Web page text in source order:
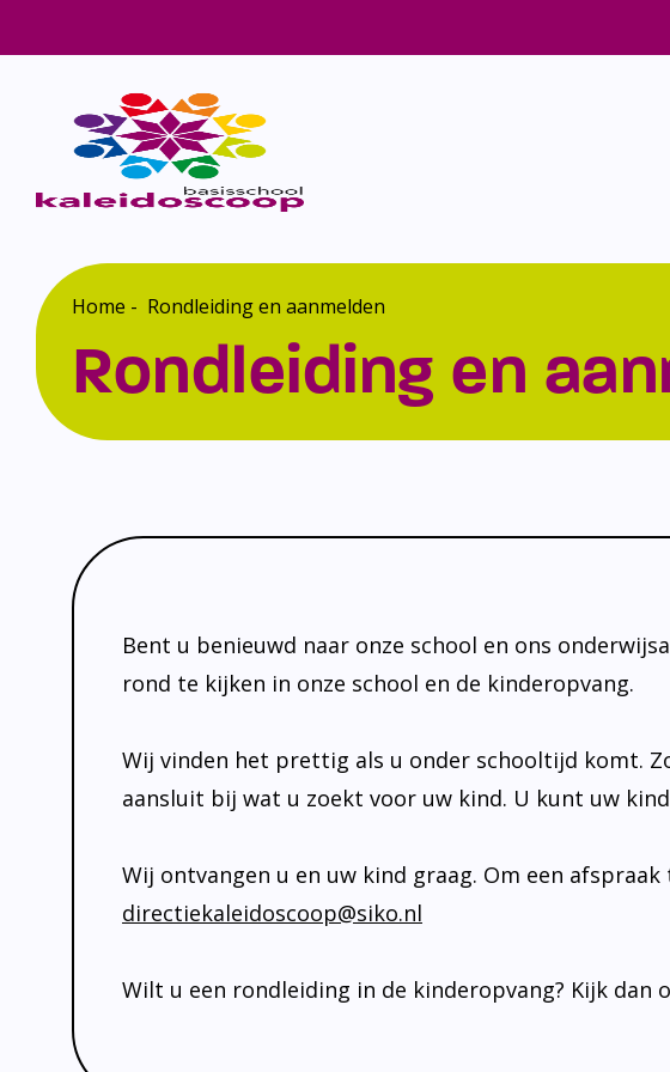
Home - Rondleiding en aanmelden
Rondleiding en
Bent u benieuwd naar onze school en ons
rond te kijken in onze school en de kinderopvang.
Wij vinden het prettig als u onder schooltijd komt.
aansluit bij wat u zoekt voor uw kind. U kunt uw
Wij ontvangen u en uw kind graag. Om een
directiekaleidoscoop@siko.nl
Wilt u een rondleiding in de kinderopvang? Kijk dan